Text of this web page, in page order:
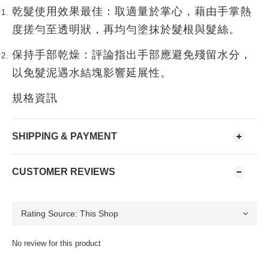
乾髮使用效果最佳 ：取適量於掌心，藉由手掌熱
度搓勻至透明狀，再均勻塗抹於髮根與髮絲。
保持手部乾燥 ：評論指出手部應避免殘留水分，
以免髮泥遇水結塊影響延展性。
規格資訊
SHIPPING & PAYMENT
CUSTOMER REVIEWS
No review for this product